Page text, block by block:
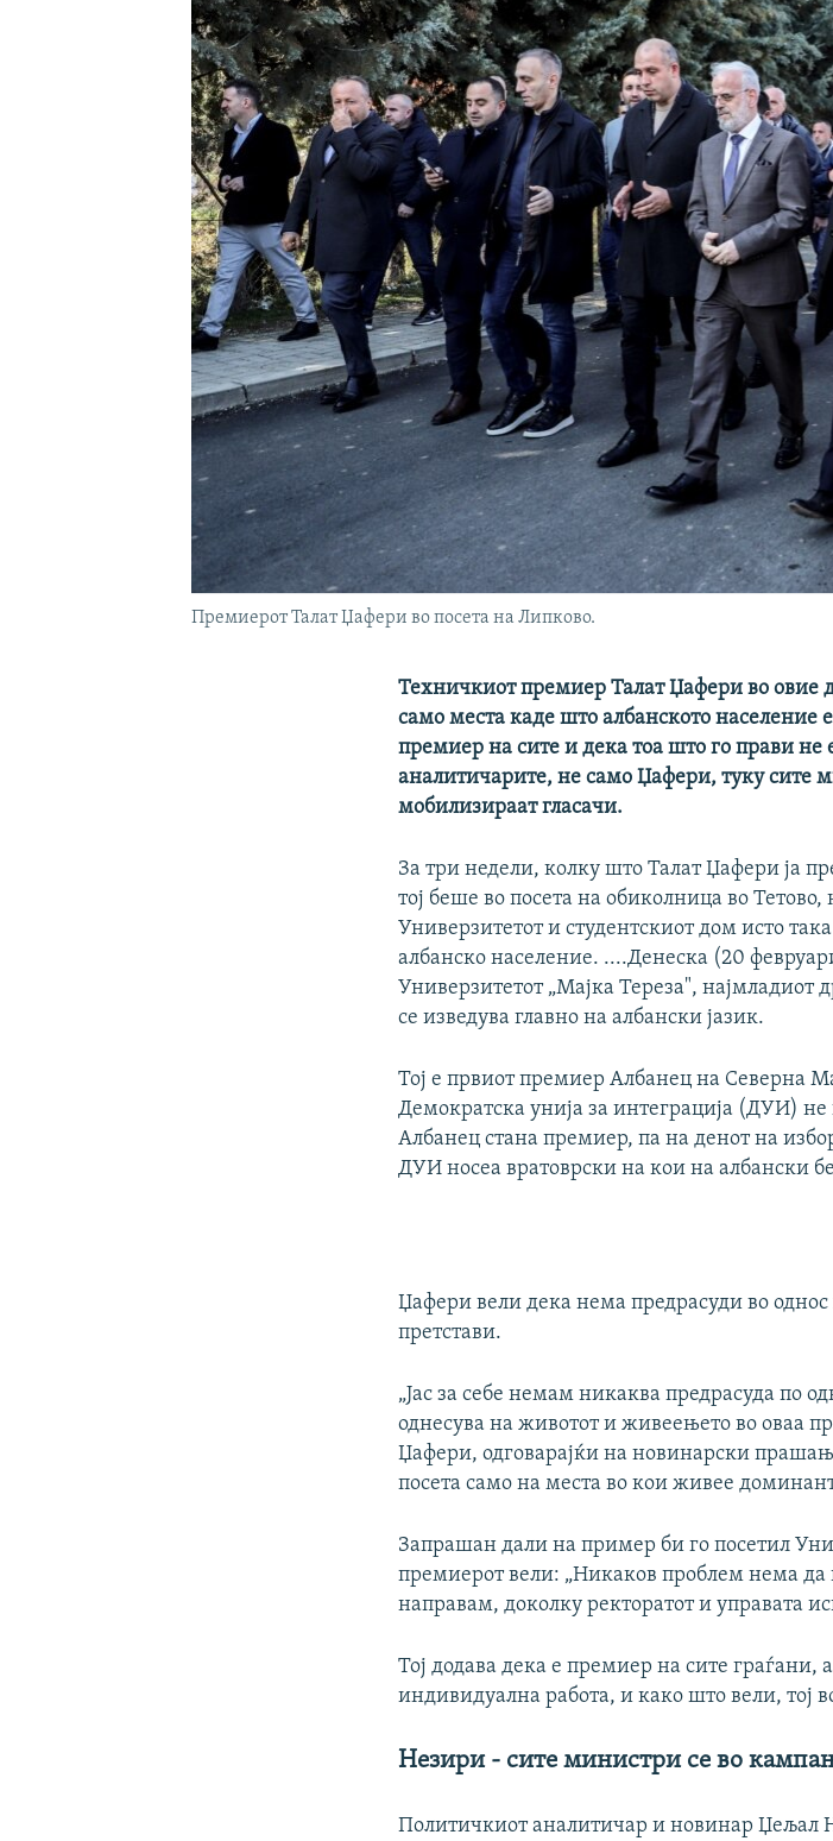
Премиерот Талат Џафери во посета на Липково.
Техничкиот премиер Талат Џафери во овие
само места каде што албанското население
премиер на сите и дека тоа што го прави
аналитичарите, не само Џафери, туку сите
мобилизираат гласачи.
За три недели, колку што Талат Џафери ја
тој беше во посета на обиколница во
Универзитетот и студентскиот дом исто
албанско население. ....Денеска (20
Универзитетот „Мајка Тереза", најмладиот
се изведува главно на албански јазик.
Тој е првиот премиер Албанец на Северна
Демократска унија за интеграција (ДУИ)
Албанец стана премиер, па на денот на
ДУИ носеа вратоврски на кои на албански
Џафери вели дека нема предрасуди во
претстави.
„Јас за себе немам никаква предрасуда по
однесува на животот и живеењето во оваа
Џафери, одговарајќи на новинарски
посета само на места во кои живее
Запрашан дали на пример би го посетил
премиерот вели: „Никаков проблем нема да
направам, доколку ректоратот и управата
Тој додава дека е премиер на сите граѓани,
индивидуална работа, и како што вели, тој
Незири - сите министри се во
Политичкиот аналитичар и новинар Џељал